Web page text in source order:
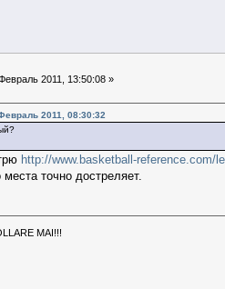
2011, 13:50:08 »
2011, 08:30:32
http://www.basketball-reference.com/
точно достреляет.
MAI!!!